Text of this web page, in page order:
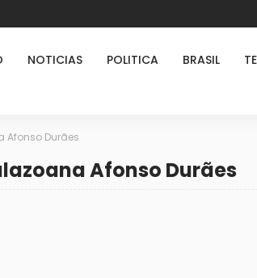
NOTICIAS POLITICA BRASIL
Afonso Durães
Afonso Durães